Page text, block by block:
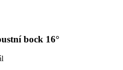
bock 16°